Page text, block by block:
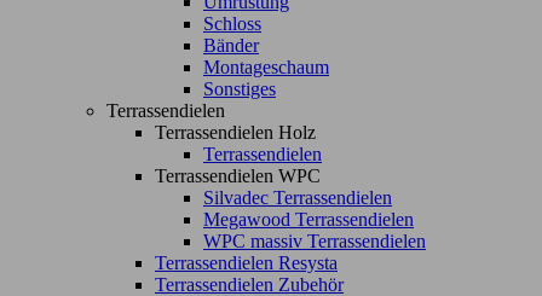
Schloss
Bänder
Montageschaum
Sonstiges
Terrassendielen
Terrassendielen Holz
Terrassendielen
Terrassendielen WPC
Silvadec Terrassendielen
Megawood Terrassendielen
WPC massiv Terrassendielen
Terrassendielen Resysta
Terrassendielen Zubehör